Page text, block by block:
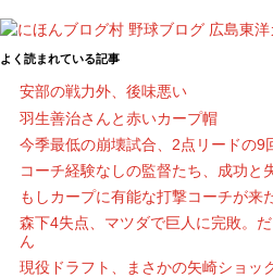
よく読まれている記事
安部の戦力外、後味悪い
羽生善治さんと赤いカープ帽
今季最低の崩壊試合、2点リードの
コーチ経験なしの監督たち、成功と
もしカープに有能な打撃コーチが来
森下4失点、マツダで巨人に完敗。
ん
現役ドラフト、まさかの矢崎ショッ